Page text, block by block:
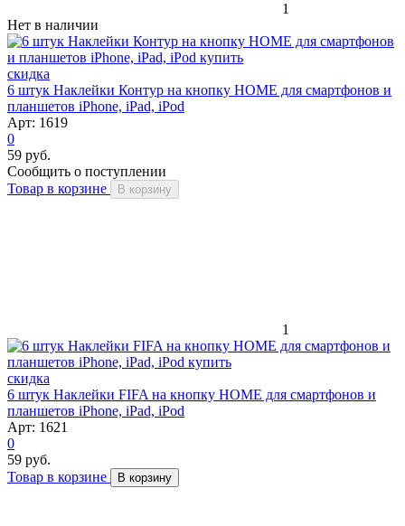
1
Нет в наличии
скидка
6 штук Наклейки Контур на кнопку HOME для смартфонов и
планшетов iPhone, iPad, iPod
Арт: 1619
0
59 руб.
Сообщить о поступлении
Товар в корзине
В корзину
1
скидка
6 штук Наклейки FIFA на кнопку HOME для смартфонов и
планшетов iPhone, iPad, iPod
Арт: 1621
0
59 руб.
Товар в корзине
В корзину